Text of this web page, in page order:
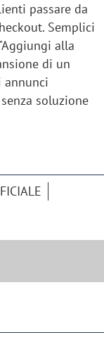
passare da
Semplici
alla
di un
annunci
soluzione